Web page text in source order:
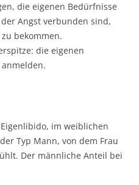
die eigenen Bedürfnisse
Angst verbunden sind,
bekommen.
die eigenen
im weiblichen
Typ Mann, von dem Frau
Der männliche Anteil bei